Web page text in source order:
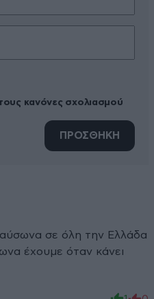
κανόνες σχολιασμού
ΠΡΟΣΘΗΚΗ
σε όλη την Ελλάδα
έχουμε όταν κάνει